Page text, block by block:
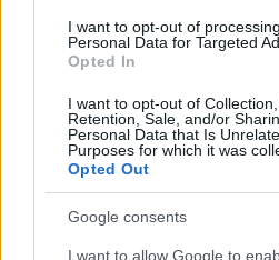
I want to opt-out of
Personal Data for Targeted
Opted In
I want to opt-out of Collection,
Retention, Sale, and/or
Personal Data that Is
Purposes for which it was
Opted Out
Google consents
I want to allow Google to